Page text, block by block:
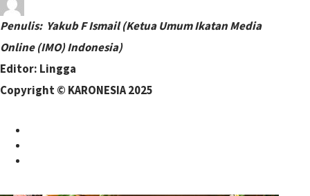
Penulis: Yakub F Ismail (Ketua Umum Ikatan Media
Online (IMO) Indonesia)
Editor: Lingga
Copyright © KARONESIA 2025